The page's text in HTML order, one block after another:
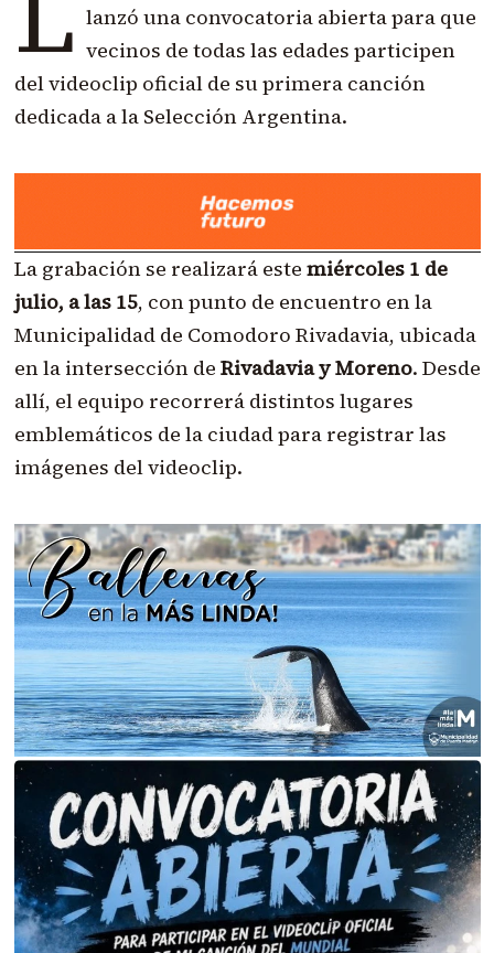
lanzó una convocatoria abierta para que
vecinos de todas las edades participen
del videoclip oficial de su primera canción
dedicada a la Selección Argentina.
La grabación se realizará este miércoles 1 de
julio, a las 15, con punto de encuentro en la
Municipalidad de Comodoro Rivadavia, ubicada
en la intersección de Rivadavia y Moreno. Desde
allí, el equipo recorrerá distintos lugares
emblemáticos de la ciudad para registrar las
imágenes del videoclip.